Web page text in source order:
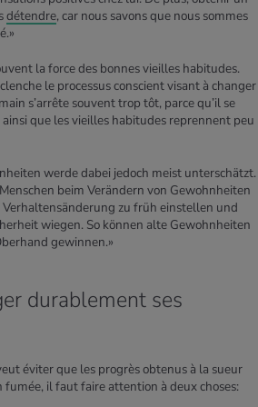
détendre, car nous savons que nous sommes
la force des bonnes vieilles habitudes.
le processus conscient visant à changer
s’arrête souvent trop tôt, parce qu’il se
ainsi que les vieilles habitudes reprennent peu
werde dabei jedoch meist unterschätzt.
beim Verändern von Gewohnheiten
zu früh einstellen und
wiegen. So können alte Gewohnheiten
gewinnen.»
durablement ses
éviter que les progrès obtenus à la sueur
il faut faire attention à deux choses: